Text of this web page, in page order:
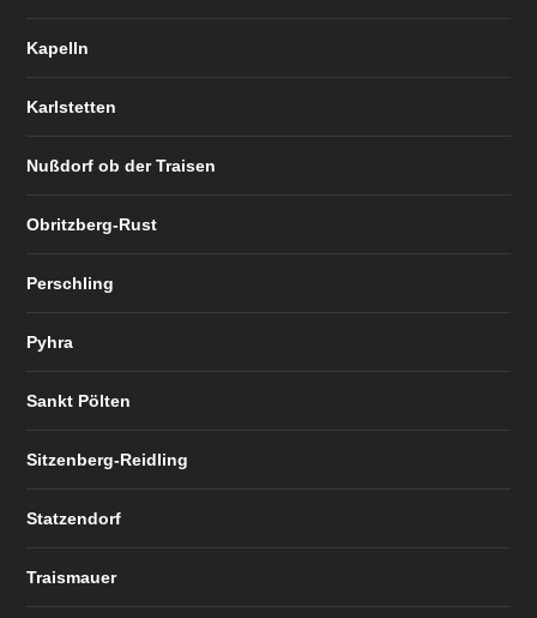
Kapelln
Karlstetten
Nußdorf ob der Traisen
Obritzberg-Rust
Perschling
Pyhra
Sankt Pölten
Sitzenberg-Reidling
Statzendorf
Traismauer